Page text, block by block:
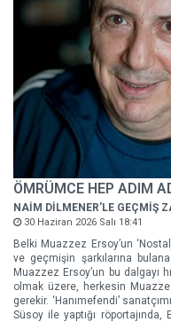
ÖMRÜMCE HEP ADIM
NAİM DİLMENER'LE GEÇMİŞ
30 Haziran 2026 Salı 18:41
Belki Muazzez Ersoy’un
ve geçmişin şarkılarına
Muazzez Ersoy’un bu dalgayı
olmak üzere, herkesin
gerekir. ‘Hanımefendi’
Süsoy ile yaptığı röportajında,